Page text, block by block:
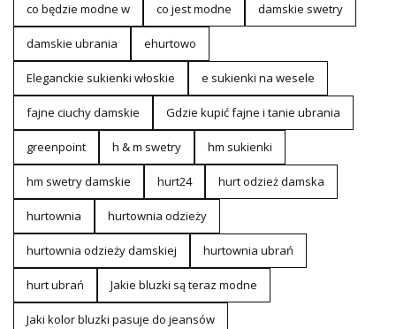
co będzie modne w co jest modne damskie swetry
damskie ubrania ehurtowo
Eleganckie sukienki włoskie e sukienki na wesele
fajne ciuchy damskie Gdzie kupić fajne i tanie ubrania
greenpoint h & m swetry hm sukienki
hm swetry damskie hurt24 hurt odzież damska
hurtownia hurtownia odzieży
hurtownia odzieży damskiej hurtownia ubrań
hurt ubrań Jakie bluzki są teraz modne
Jaki kolor bluzki pasuje do jeansów